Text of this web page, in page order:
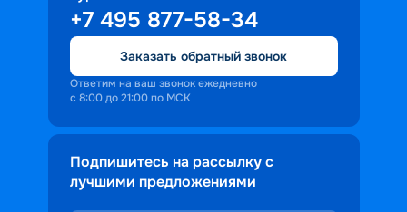
+7 495 877-58-34
Заказать обратный звонок
Ответим на ваш звонок ежедневно
с 8:00 до 21:00 по МСК
Подпишитесь на рассылку с
лучшими предложениями